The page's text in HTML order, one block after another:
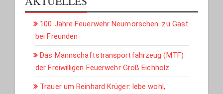
100 Jahre Feuerwehr Neumorschen: zu Gast
bei Freunden
Das Mannschaftstransportfahrzeug (MTF)
der Freiwilligen Feuerwehr Groß Eichholz
Trauer um Reinhard Krüger: lebe wohl,